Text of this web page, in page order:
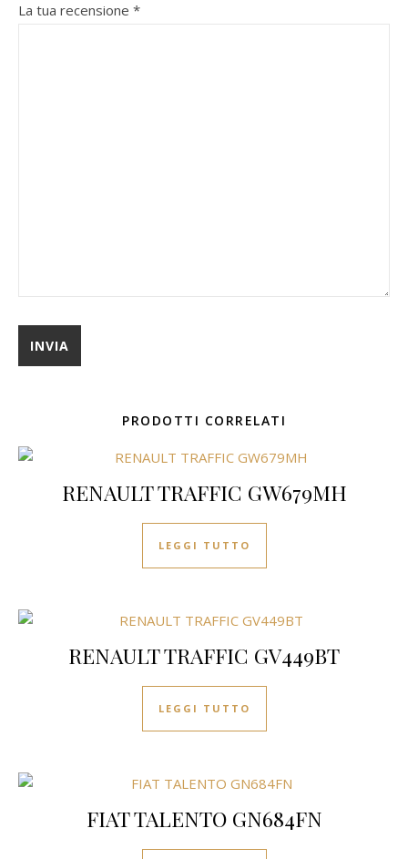
La tua recensione *
PRODOTTI CORRELATI
RENAULT TRAFFIC GW679MH
LEGGI TUTTO
RENAULT TRAFFIC GV449BT
LEGGI TUTTO
FIAT TALENTO GN684FN